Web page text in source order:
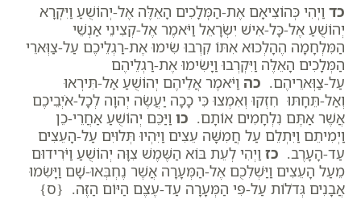
כד וַיְהִי כְּהוֹצִיאָם אֶת-הַמְּלָכִים הָאֵלֶּה אֶל-יְהוֹשֻׁעַ וַיִּקְרָא
יְהוֹשֻׁעַ אֶל-כָּל-אִישׁ יִשְׂרָאֵל וַיֹּאמֶר אֶל-קְצִינֵי אַנְשֵׁי
הַמִּלְחָמָה הֶהָלְכוּא אִתּוֹ קִרְבוּ שִׂימוּ אֶת-רַגְלֵיכֶם עַל-צַוְּארֵי
הַמְּלָכִים הָאֵלֶּה וַיִּקְרְבוּ וַיָּשִׂימוּ אֶת-רַגְלֵיהֶם
עַל-צַוְּארֵיהֶם. כה וַיֹּאמֶר אֲלֵיהֶם יְהוֹשֻׁעַ אַל-תִּירְאוּ
וְאַל-תֵּחָתּוּ חִזְקוּ וְאִמְצוּ כִּי כָכָה יַעֲשֶׂה יְהוָה לְכָל-אֹיְבֵיכֶם
אֲשֶׁר אַתֶּם נִלְחָמִים אוֹתָם. כו וַיַּכֵּם יְהוֹשֻׁעַ אַחֲרֵי-כֵן
וַיְמִיתֵם וַיִּתְלֵם עַל חֲמִשָּׁה עֵצִים וַיִּהְיוּ תְּלוּיִם עַל-הָעֵצִים
עַד-הָעָרֶב. כז וַיְהִי לְעֵת בּוֹא הַשֶּׁמֶשׁ צִוָּה יְהוֹשֻׁעַ וַיֹּרִידוּם
מֵעַל הָעֵצִים וַיַּשְׁלִכֻם אֶל-הַמְּעָרָה אֲשֶׁר נֶחְבְּאוּ-שָׁם וַיָּשִׂמוּ
אֲבָנִים גְּדֹלוֹת עַל-פִּי הַמְּעָרָה עַד-עֶצֶם הַיּוֹם הַזֶּה. {ס}